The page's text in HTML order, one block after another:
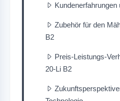
Zubehör für den
B2
Preis-Leistungs-
20-Li B2